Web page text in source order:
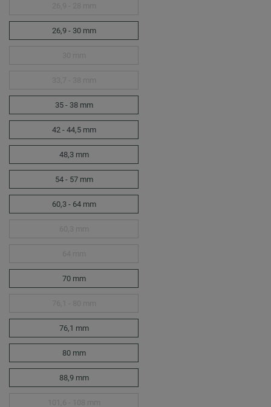
26,9 - 30 mm
35 - 38 mm
42 - 44,5 mm
48,3 mm
54 - 57 mm
60,3 - 64 mm
70 mm
76,1 mm
80 mm
88,9 mm